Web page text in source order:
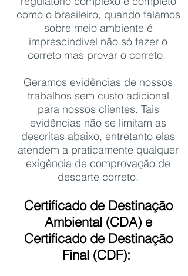
como o brasileiro, quando falamos
sobre meio ambiente é
imprescindível não só fazer o
correto mas provar o correto.
Geramos evidências de nossos
trabalhos sem custo adicional
para nossos clientes. Tais
evidências não se limitam as
descritas abaixo, entretanto elas
atendem a praticamente qualquer
exigência de comprovação de
descarte correto.
Certificado de Destinação
Ambiental (CDA) e
Certificado de Destinação
Final (CDF):